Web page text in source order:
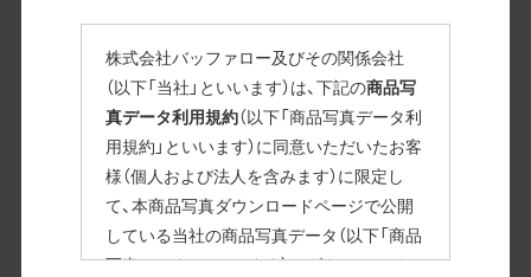
株式会社バッファロー及びその関係会社
（以下「当社」といいます）は、下記の商品写
真データ利用規約（以下「商品写真データ利
用規約」といいます）に同意いただいたお客
様（個人および法人を含みます）に限定し
て、本商品写真ダウンロードページで公開
している当社の商品写真データ（以下「商品
写真データ」といいます）のダウンロードお
掲載データ「JPEG、PNG : 低解像度(RGBカラー)」 「EPS : 高
解像度(CMYKカラー)」
RUF3-ACR128G-BK
高画質画像